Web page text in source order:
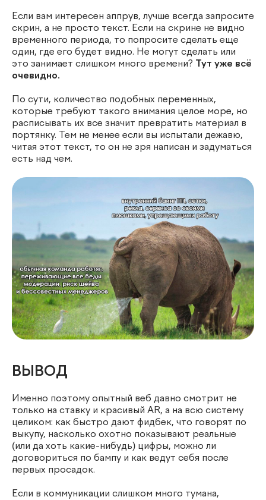
Если вам интересен аппрув, лучше всегда запросите
скрин, а не просто текст. Если на скрине не видно
временного периода, то попросите сделать еще
один, где его будет видно. Не могут сделать или
это занимает слишком много времени?
Тут уже всё
очевидно.
По сути, количество подобных переменных,
которые требуют такого внимания целое море, но
расписывать их все значит превратить материал в
портянку. Тем не менее если вы испытали дежавю,
читая этот текст, то он не зря написан и задуматься
есть над чем.
ВЫВОД
Именно поэтому опытный веб давно смотрит не
только на ставку и красивый AR, а на всю систему
целиком: как быстро дают фидбек, что говорят по
выкупу, насколько охотно показывают реальные
(или да хоть какие-нибудь) цифры, можно ли
договориться по бампу и как ведут себя после
первых просадок.
Если в коммуникации слишком много тумана,